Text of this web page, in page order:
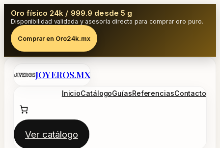
Oro físico 24k / 999.9 desde 5 g
Disponibilidad validada y asesoría directa para comprar oro puro.
Comprar en Oro24k.mx
Saltar
JOYEROS.MX
InicioCatálogoGuíasReferenciasContacto
Ver catálogo